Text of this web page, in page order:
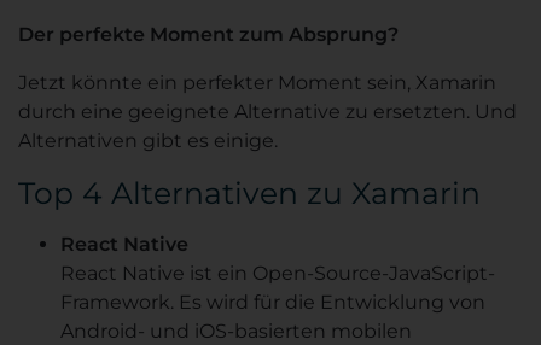
Der perfekte Moment zum Absprung?
Jetzt könnte ein perfekter Moment sein, Xamarin
durch eine geeignete Alternative zu ersetzten. Und
Alternativen gibt es einige.
Top 4 Alternativen zu Xamarin
React Native
React Native ist ein Open-Source-JavaScript-
Framework. Es wird für die Entwicklung von
Android- und iOS-basierten mobilen